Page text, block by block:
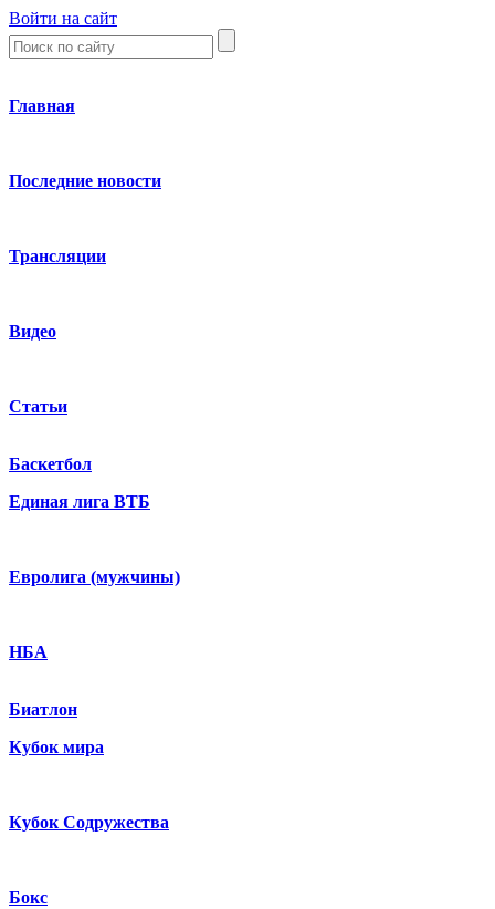
Войти на сайт
Главная
Последние новости
Трансляции
Видео
Статьи
Баскетбол
Единая лига ВТБ
Евролига (мужчины)
НБА
Биатлон
Кубок мира
Кубок Содружества
Бокс